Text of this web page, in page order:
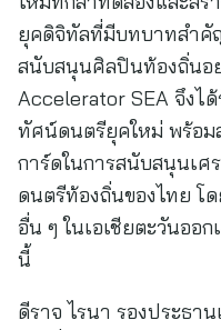
ยุคดิจิทัลที่มีบทบาทสำคั
สนับสนุนศิลปินท้องถิ่นอ
Accelerator SEA จึงไ
ทัศน์ดนตรียุคใหม่ พร้อม
การ์ดในการสนับสนุนเศ
ดนตรีท้องถิ่นของไทย โ
อื่น ๆ ในเอเชียตะวันออ
นี้
ดีราจ ไรนา รองประธา